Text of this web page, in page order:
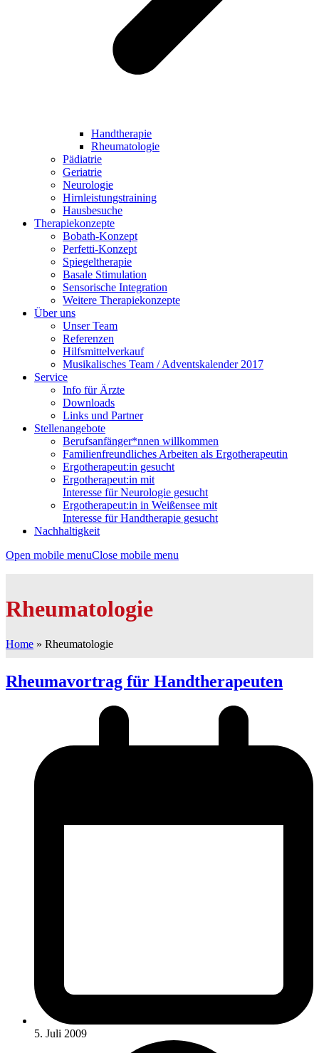
Handtherapie
Rheumatologie
Pädiatrie
Geriatrie
Neurologie
Hirnleistungstraining
Hausbesuche
Therapiekonzepte
Bobath-Konzept
Perfetti-Konzept
Spiegeltherapie
Basale Stimulation
Sensorische Integration
Weitere Therapiekonzepte
Über uns
Unser Team
Referenzen
Hilfsmittelverkauf
Musikalisches Team / Adventskalender 2017
Service
Info für Ärzte
Downloads
Links und Partner
Stellenangebote
Berufsanfänger*nnen willkommen
Familienfreundliches Arbeiten als Ergotherapeutin
Ergotherapeut:in gesucht
Ergotherapeut:in mit
Interesse für Neurologie gesucht
Ergotherapeut:in in Weißensee mit
Interesse für Handtherapie gesucht
Nachhaltigkeit
Open mobile menuClose mobile menu
Rheumatologie
Home » Rheumatologie
Rheumavortrag für Handtherapeuten
5. Juli 2009